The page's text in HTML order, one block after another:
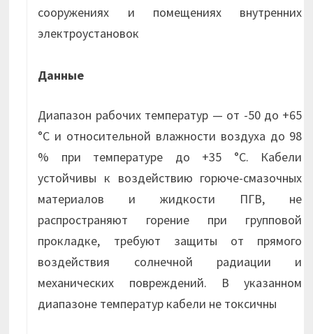
сооружениях и помещениях внутренних
электроустановок
Данные
Диапазон рабочих температур — от -50 до +65
°С и относительной влажности воздуха до 98
% при температуре до +35 °С. Кабели
устойчивы к воздействию горюче-смазочных
материалов и жидкости ПГВ, не
распространяют горение при групповой
прокладке, требуют защиты от прямого
воздействия солнечной радиации и
механических повреждений. В указанном
диапазоне температур кабели не токсичны